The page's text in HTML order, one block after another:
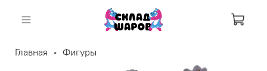
Главная Фигуры